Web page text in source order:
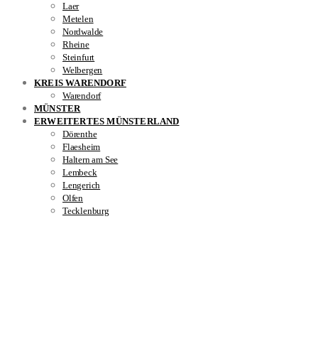
Laer
Metelen
Nordwalde
Rheine
Steinfurt
Welbergen
KREIS WARENDORF
Warendorf
MÜNSTER
ERWEITERTES MÜNSTERLAND
Dörenthe
Flaesheim
Haltern am See
Lembeck
Lengerich
Olfen
Tecklenburg